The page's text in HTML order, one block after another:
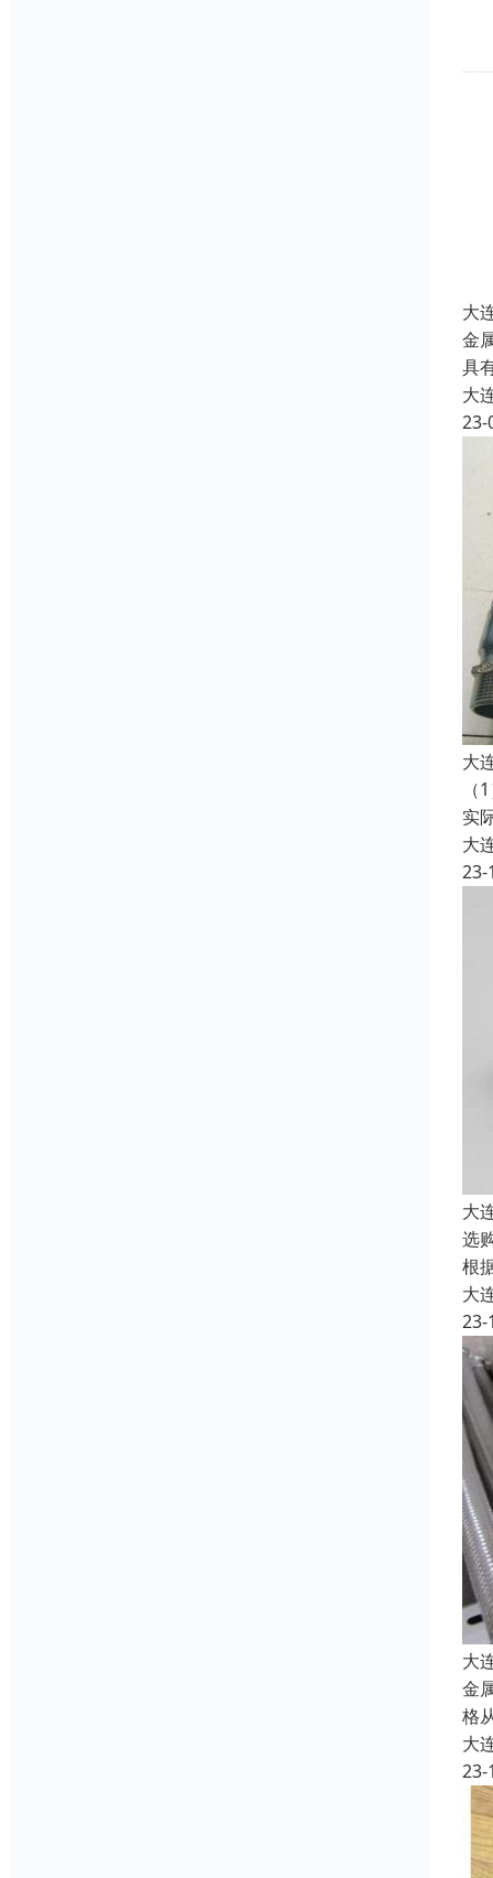
大
金
具
大
23-
大
实
大
23-
大
选
根
大
23-
大
金
格
大
23-